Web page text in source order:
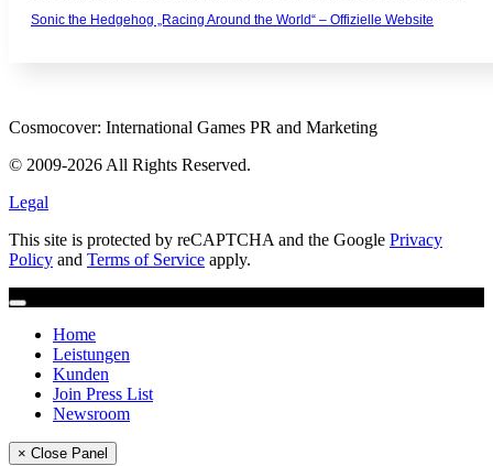
Sonic the Hedgehog „Racing Around the World“ – Offizielle Website
Cosmocover: International Games PR and Marketing
© 2009-2026 All Rights Reserved.
Legal
This site is protected by reCAPTCHA and the Google Privacy
Policy and Terms of Service apply.
Home
Leistungen
Kunden
Join Press List
Newsroom
× Close Panel